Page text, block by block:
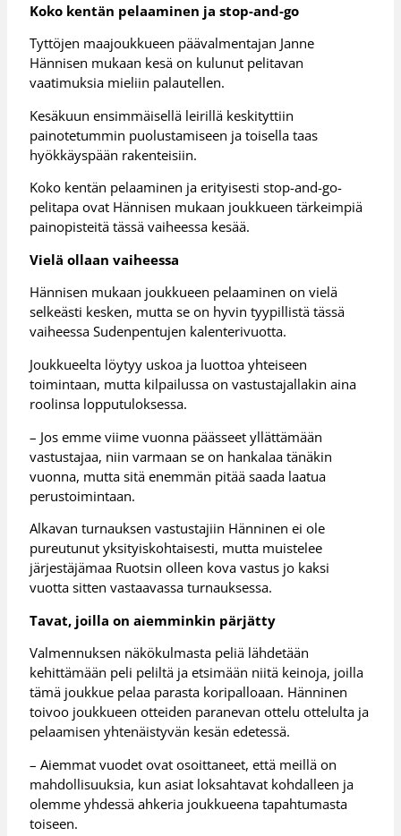
Koko kentän pelaaminen ja stop-and-go
Tyttöjen maajoukkueen päävalmentajan Janne
Hännisen mukaan kesä on kulunut pelitavan
vaatimuksia mieliin palautellen.
Kesäkuun ensimmäisellä leirillä keskityttiin
painotetummin puolustamiseen ja toisella taas
hyökkäyspään rakenteisiin.
Koko kentän pelaaminen ja erityisesti stop-and-go-
pelitapa ovat Hännisen mukaan joukkueen tärkeimpiä
painopisteitä tässä vaiheessa kesää.
Vielä ollaan vaiheessa
Hännisen mukaan joukkueen pelaaminen on vielä
selkeästi kesken, mutta se on hyvin tyypillistä tässä
vaiheessa Sudenpentujen kalenterivuotta.
Joukkueelta löytyy uskoa ja luottoa yhteiseen
toimintaan, mutta kilpailussa on vastustajallakin aina
roolinsa lopputuloksessa.
– Jos emme viime vuonna päässeet yllättämään
vastustajaa, niin varmaan se on hankalaa tänäkin
vuonna, mutta sitä enemmän pitää saada laatua
perustoimintaan.
Alkavan turnauksen vastustajiin Hänninen ei ole
pureutunut yksityiskohtaisesti, mutta muistelee
järjestäjämaa Ruotsin olleen kova vastus jo kaksi
vuotta sitten vastaavassa turnauksessa.
Tavat, joilla on aiemminkin pärjätty
Valmennuksen näkökulmasta peliä lähdetään
kehittämään peli peliltä ja etsimään niitä keinoja, joilla
tämä joukkue pelaa parasta koripalloaan. Hänninen
toivoo joukkueen otteiden paranevan ottelu ottelulta ja
pelaamisen yhtenäistyvän kesän edetessä.
– Aiemmat vuodet ovat osoittaneet, että meillä on
mahdollisuuksia, kun asiat loksahtavat kohdalleen ja
olemme yhdessä ahkeria joukkueena tapahtumasta
toiseen.